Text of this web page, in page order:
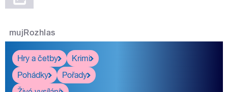
mujRozhlas
Hry a četby
Krimi
Pohádky
Pořady